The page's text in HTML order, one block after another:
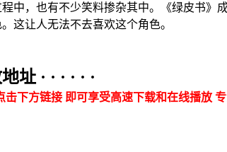
中，也有不少笑料掺杂其中。《绿皮书》
这让人无法不去喜欢这个角色。
· · · · · ·
击下方链接 即可享受高速下载和在线播放